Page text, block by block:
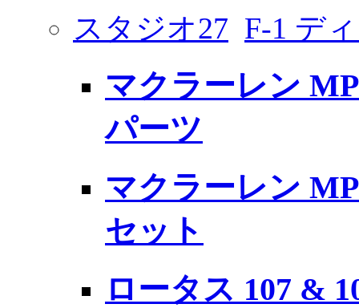
スタジオ27 F-1 デ
マクラーレン
パーツ
マクラーレン
セット
ロータス 107 &